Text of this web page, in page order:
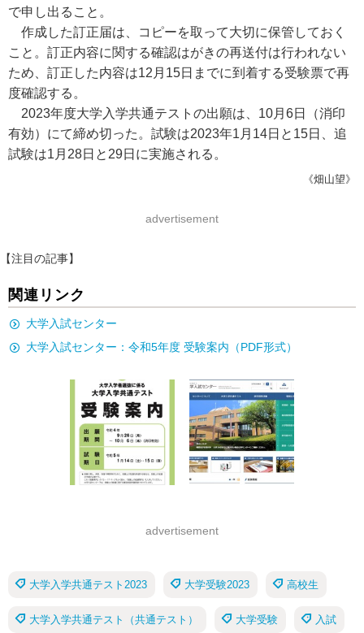
で申し出ること。
作成した訂正届は、コピーを取って大切に保管しておく
こと。訂正内容に関する確認はがきの再送付は行われない
ため、訂正した内容は12月15日までに到着する受験票で再
度確認する。
2023年度大学入学共通テストの出願は、10月6日（消印
有効）にて締め切った。試験は2023年1月14日と15日、追
試験は1月28日と29日に実施される。
《畑山望》
advertisement
【注目の記事】
関連リンク
大学入試センター
大学入試センター：令和5年度 受験案内（PDF形式）
advertisement
大学入学共通テスト2023 大学受験2023 高校生
大学入学共通テスト（共通テスト） 大学受験 入試